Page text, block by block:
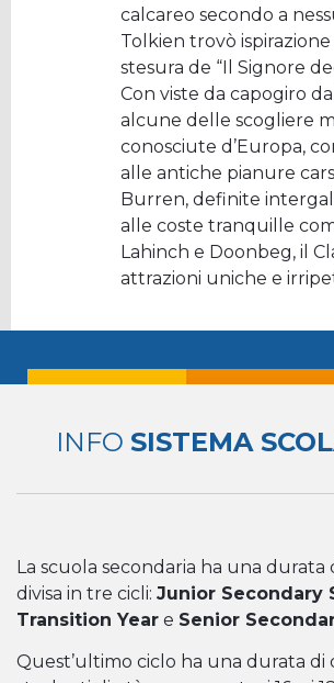
calcareo secondo a
Tolkien trovò
stesura de “Il Signore
Con viste da capogiro
alcune delle scogliere
conosciute d’Europa,
alle antiche pianure
Burren, definite
alle coste tranquille
Lahinch e Doonbeg, il
attrazioni uniche e
INFO SISTEMA
La scuola secondaria ha una durata
divisa in tre cicli: Junior Secondary
Transition Year e Senior
Quest’ultimo ciclo ha una durata di